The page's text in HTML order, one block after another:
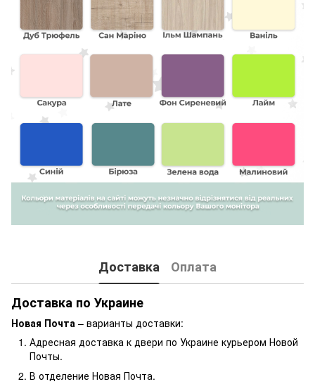
Доставка
Оплата
Доставка по Украине
Новая Почта – варианты доставки:
Адресная доставка к двери по Украине курьером Новой
Почты.
В отделение Новая Почта.